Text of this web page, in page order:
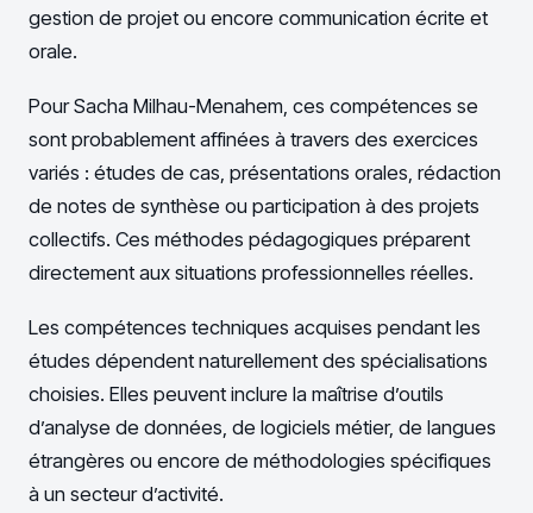
gestion de projet ou encore communication écrite et
orale.
Pour Sacha Milhau-Menahem, ces compétences se
sont probablement affinées à travers des exercices
variés : études de cas, présentations orales, rédaction
de notes de synthèse ou participation à des projets
collectifs. Ces méthodes pédagogiques préparent
directement aux situations professionnelles réelles.
Les compétences techniques acquises pendant les
études dépendent naturellement des spécialisations
choisies. Elles peuvent inclure la maîtrise d’outils
d’analyse de données, de logiciels métier, de langues
étrangères ou encore de méthodologies spécifiques
à un secteur d’activité.